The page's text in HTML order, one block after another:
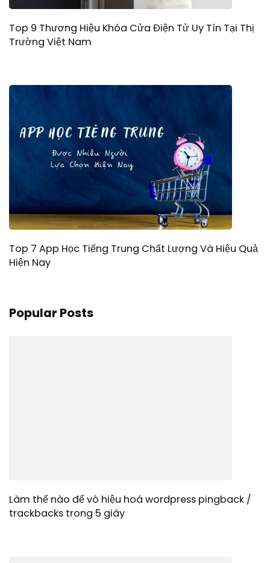
Top 9 Thương Hiệu Khóa Cửa Điện Tử Uy Tín Tại Thị
Trường Việt Nam
Top 7 App Học Tiếng Trung Chất Lượng Và Hiệu Quả
Hiện Nay
Popular Posts
Làm thế nào để vô hiệu hoá wordpress pingback /
trackbacks trong 5 giây